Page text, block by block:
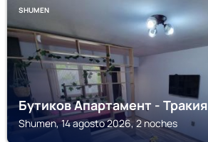
SHUMEN
Бутиков Апартамент - Тракия
Shumen, 14 agosto 2026, 2 noches